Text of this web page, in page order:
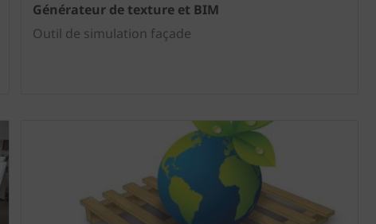
Générateur de texture et BIM
Outil de simulation façade